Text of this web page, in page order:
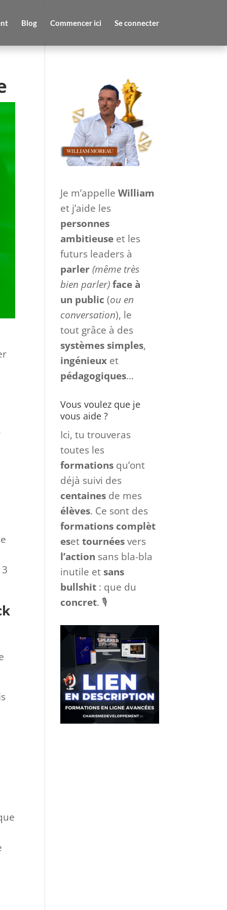
Blog Commencer ici Se connecter
Je m’appelleWilliam
et j’aide les
personnes
ambitieuse et les
futurs leaders à
parler(même très
bien parler)face à
un public (ou en
conversation), le
tout grâce à des
systèmes simples,
ingénieux et
pédagogiques…
Vous voulez que je
vous aide ?
Ici, tu trouveras
toutes les
formations qu’ont
déjà suivi des
centaines de mes
élèves. Ce sont des
formations complèt
esettournéesvers
l’action sans bla-bla
inutile et sans
bullshit : que du
concret. 🎙